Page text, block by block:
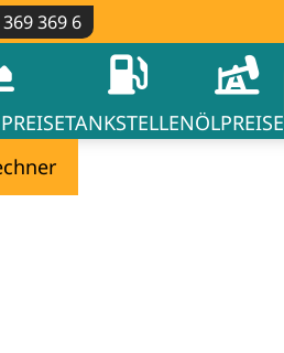
369 6
TANKSTELLENÖLPREISE